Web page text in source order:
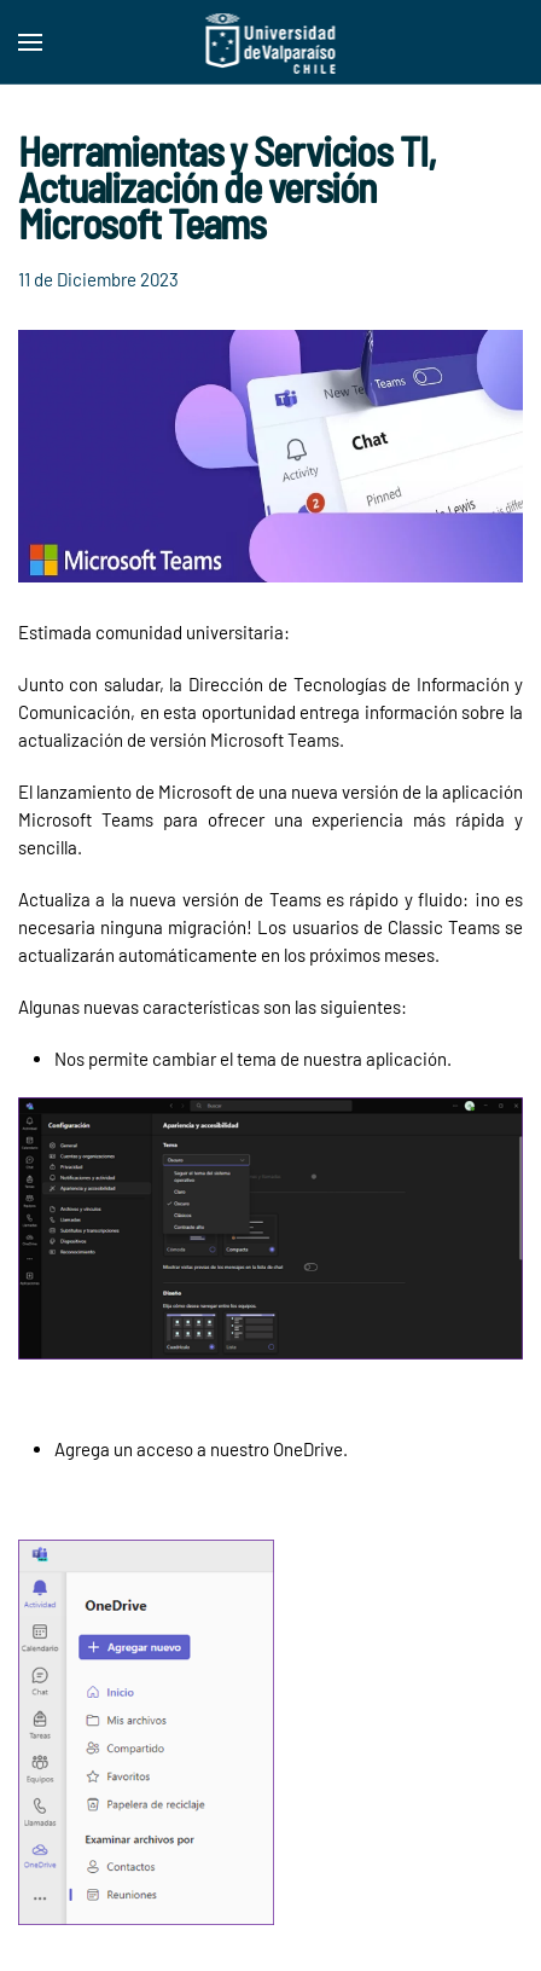
Skip to main content
Herramientas y Servicios TI,
Actualización de versión
Microsoft Teams
11 de Diciembre 2023
Estimada comunidad universitaria:
Junto con saludar, la Dirección de Tecnologías de Información y
Comunicación, en esta oportunidad entrega información sobre la
actualización de versión Microsoft Teams.
El lanzamiento de Microsoft de una nueva versión de la aplicación
Microsoft Teams para ofrecer una experiencia más rápida y
sencilla.
Actualiza a la nueva versión de Teams es rápido y fluido: ¡no es
necesaria ninguna migración! Los usuarios de Classic Teams se
actualizarán automáticamente en los próximos meses.
Algunas nuevas características son las siguientes:
Nos permite cambiar el tema de nuestra aplicación.
Agrega un acceso a nuestro OneDrive.